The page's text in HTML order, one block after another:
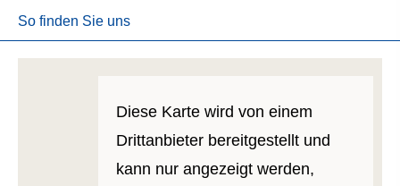
So finden Sie uns
Diese Karte wird von einem
Drittanbieter bereitgestellt und
kann nur angezeigt werden,